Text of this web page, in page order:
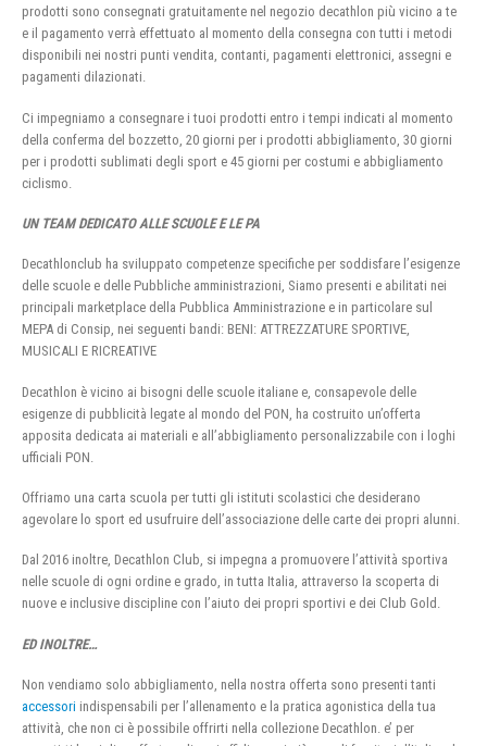
prodotti sono consegnati gratuitamente nel negozio decathlon più vicino a te
e il pagamento verrà effettuato al momento della consegna con tutti i metodi
disponibili nei nostri punti vendita, contanti, pagamenti elettronici, assegni e
pagamenti dilazionati.
Ci impegniamo a consegnare i tuoi prodotti entro i tempi indicati al momento
della conferma del bozzetto, 20 giorni per i prodotti abbigliamento, 30 giorni
per i prodotti sublimati degli sport e 45 giorni per costumi e abbigliamento
ciclismo.
UN TEAM DEDICATO ALLE SCUOLE E LE PA
Decathlonclub ha sviluppato competenze specifiche per soddisfare l’esigenze
delle scuole e delle Pubbliche amministrazioni, Siamo presenti e abilitati nei
principali marketplace della Pubblica Amministrazione e in particolare sul
MEPA di Consip, nei seguenti bandi: BENI: ATTREZZATURE SPORTIVE,
MUSICALI E RICREATIVE
Decathlon è vicino ai bisogni delle scuole italiane e, consapevole delle
esigenze di pubblicità legate al mondo del PON, ha costruito un’offerta
apposita dedicata ai materiali e all’abbigliamento personalizzabile con i loghi
ufficiali PON.
Offriamo una carta scuola per tutti gli istituti scolastici che desiderano
agevolare lo sport ed usufruire dell’associazione delle carte dei propri alunni.
Dal 2016 inoltre, Decathlon Club, si impegna a promuovere l’attività sportiva
nelle scuole di ogni ordine e grado, in tutta Italia, attraverso la scoperta di
nuove e inclusive discipline con l’aiuto dei propri sportivi e dei Club Gold.
ED INOLTRE…
Non vendiamo solo abbigliamento, nella nostra offerta sono presenti tanti
accessori indispensabili per l’allenamento e la pratica agonistica della tua
attività, che non ci è possibile offrirti nella collezione Decathlon. e’ per